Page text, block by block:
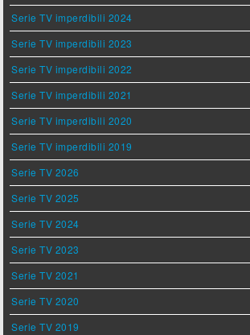
Serie TV imperdibili 2024
Serie TV imperdibili 2023
Serie TV imperdibili 2022
Serie TV imperdibili 2021
Serie TV imperdibili 2020
Serie TV imperdibili 2019
Serie TV 2026
Serie TV 2025
Serie TV 2024
Serie TV 2023
Serie TV 2021
Serie TV 2020
Serie TV 2019